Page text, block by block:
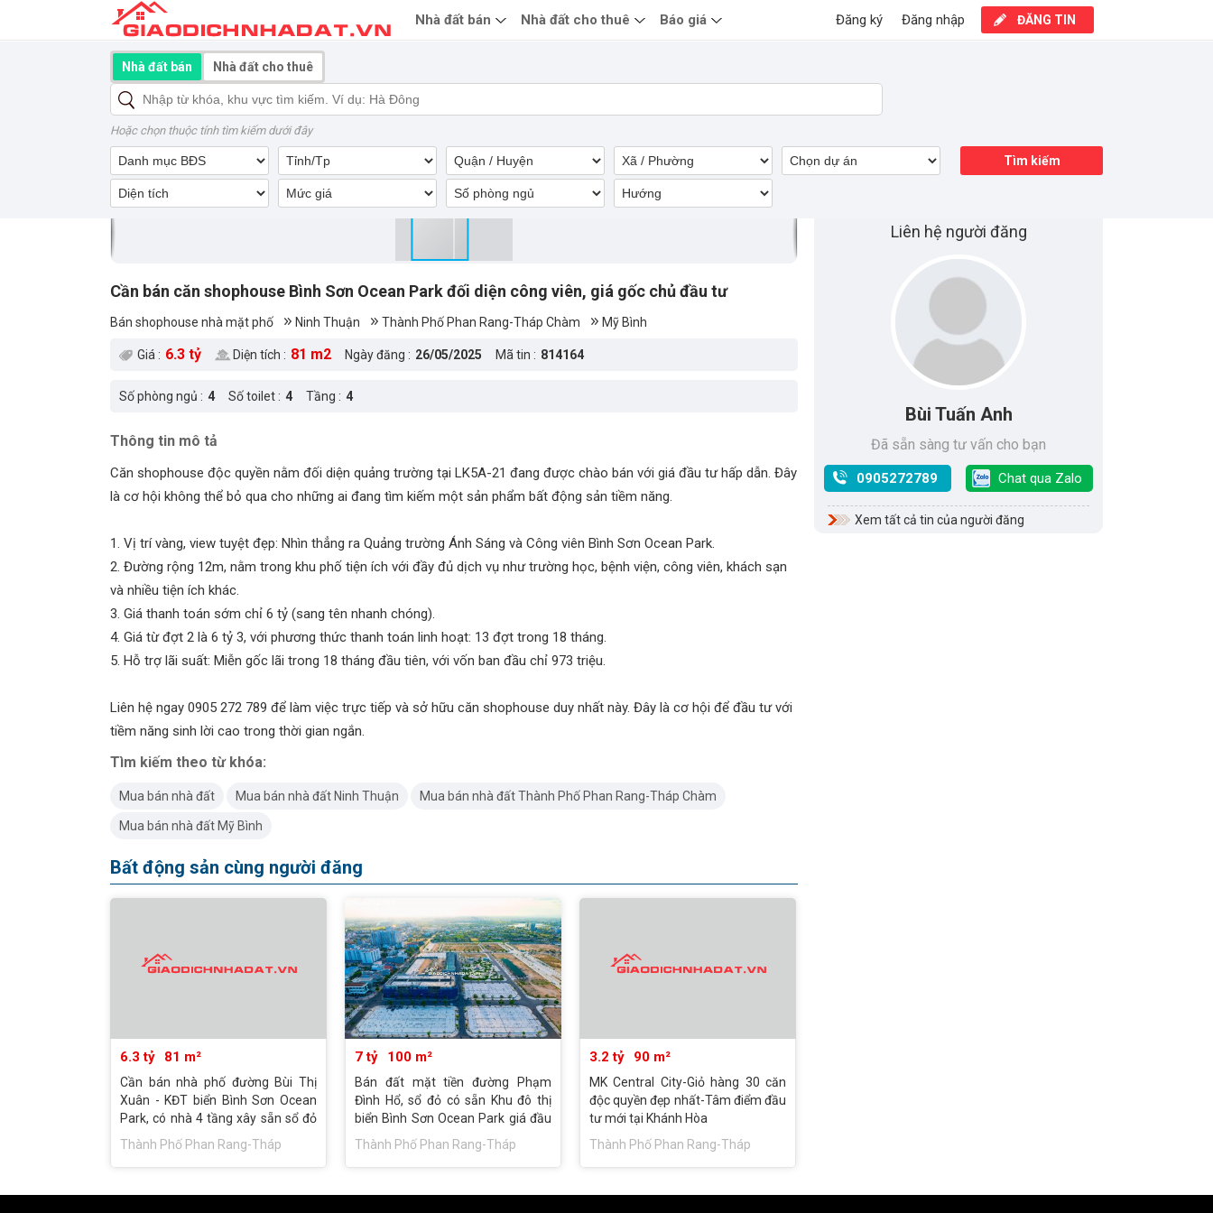
Cần bán căn shophouse Bình Sơn Ocean Park đối diện công viên, giá gốc chủ đầu tư
Bán shophouse nhà mặt phố Ninh Thuận Thành Phố Phan Rang-Tháp Chàm Mỹ Bình
Giá : 6.3 tỷ Diện tích : 81 m2 Ngày đăng : 26/05/2025 Mã tin : 814164
Số phòng ngủ : 4 Số toilet : 4 Tầng : 4
Thông tin mô tả
Căn shophouse độc quyền nằm đối diện quảng trường tại LK5A-21 đang được chào bán với giá đầu tư hấp dẫn. Đây
là cơ hội không thể bỏ qua cho những ai đang tìm kiếm một sản phẩm bất động sản tiềm năng.
1. Vị trí vàng, view tuyệt đẹp: Nhìn thẳng ra Quảng trường Ánh Sáng và Công viên Bình Sơn Ocean Park.
2. Đường rộng 12m, nằm trong khu phố tiện ích với đầy đủ dịch vụ như trường học, bệnh viện, công viên, khách sạn
và nhiều tiện ích khác.
3. Giá thanh toán sớm chỉ 6 tỷ (sang tên nhanh chóng).
4. Giá từ đợt 2 là 6 tỷ 3, với phương thức thanh toán linh hoạt: 13 đợt trong 18 tháng.
5. Hỗ trợ lãi suất: Miễn gốc lãi trong 18 tháng đầu tiên, với vốn ban đầu chỉ 973 triệu.
Liên hệ ngay 0905 272 789 để làm việc trực tiếp và sở hữu căn shophouse duy nhất này. Đây là cơ hội để đầu tư với
tiềm năng sinh lời cao trong thời gian ngắn.
Tìm kiếm theo từ khóa:
Mua bán nhà đất Mua bán nhà đất Ninh Thuận Mua bán nhà đất Thành Phố Phan Rang-Tháp Chàm
Mua bán nhà đất Mỹ Bình
Bất động sản cùng người đăng
6.3 tỷ 81 m²
Cần bán nhà phố đường Bùi Thị
Xuân - KĐT biển Bình Sơn Ocean
Park, có nhà 4 tầng xây sẵn sổ đỏ
lâu dài
Thành Phố Phan Rang-Tháp
7 tỷ 100 m²
Bán đất mặt tiền đường Phạm
Đình Hổ, sổ đỏ có sẵn Khu đô thị
biển Bình Sơn Ocean Park giá đầu
tư
Thành Phố Phan Rang-Tháp
3.2 tỷ 90 m²
MK Central City-Giỏ hàng 30 căn
độc quyền đẹp nhất-Tâm điểm đầu
tư mới tại Khánh Hòa
Thành Phố Phan Rang-Tháp
Liên hệ người đăng
Bùi Tuấn Anh
Đã sẵn sàng tư vấn cho bạn
0905272789 Chat qua Zalo
Xem tất cả tin của người đăng
Nhà đất bán Nhà đất cho thuê
Hoặc chọn thuộc tính tìm kiếm dưới đây
Tìm kiếm
Nhà đất bán Nhà đất cho thuê Báo giá ĐĂNG TIN
Đăng nhập
Đăng ký